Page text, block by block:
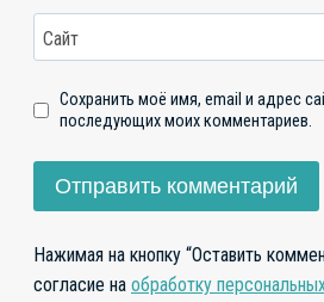
Сайт
Сохранить моё имя, email и адрес
последующих моих комментариев.
Нажимая на кнопку “Оставить
согласие на обработку